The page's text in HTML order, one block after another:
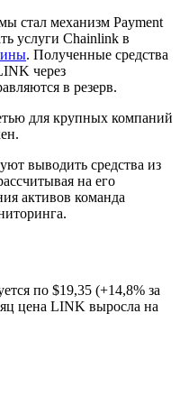
стал механизм Payment
услуги Chainlink в
. Полученные средства
через
в резерв.
для крупных компаний
выводить средства из
на его
активов команда
по $19,35 (+14,8% за
цена LINK выросла на